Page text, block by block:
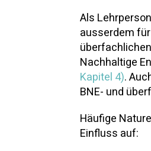
Als
ausserdem
Nachhaltige
Kapitel 4).
BNE- und
Häufige
Einfluss auf: